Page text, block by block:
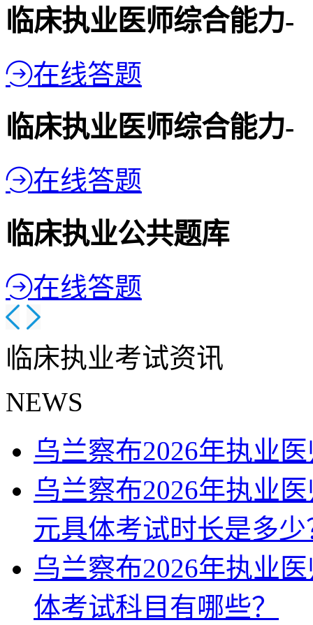
临床执业医师综合能力-
在线答题
临床执业医师综合能力-
在线答题
临床执业公共题库
在线答题
临床执业考试资讯
NEWS
乌兰察布2026年执业
乌兰察布2026年执业
元具体考试时长是多少
乌兰察布2026年执业
体考试科目有哪些？